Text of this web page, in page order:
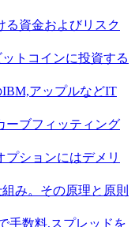
る資金およびリスク
トコインに投資する
アップルなどIT
ーブフィッティング
ションにはデメリ
み。その原理と原則
手数料,スプレッドを